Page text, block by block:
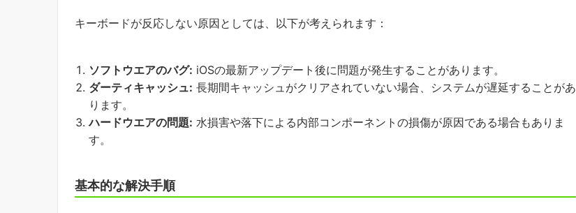
キーボードが反応しない原因としては、以下が考えられます：
ソフトウエアのバグ: iOSの最新アップデート後に問題が発生することがあります。
ダーティキャッシュ: 長期間キャッシュがクリアされていない場合、システムが遅延することがあ
ります。
ハードウエアの問題: 水損害や落下による内部コンポーネントの損傷が原因である場合もありま
す。
基本的な解決手順